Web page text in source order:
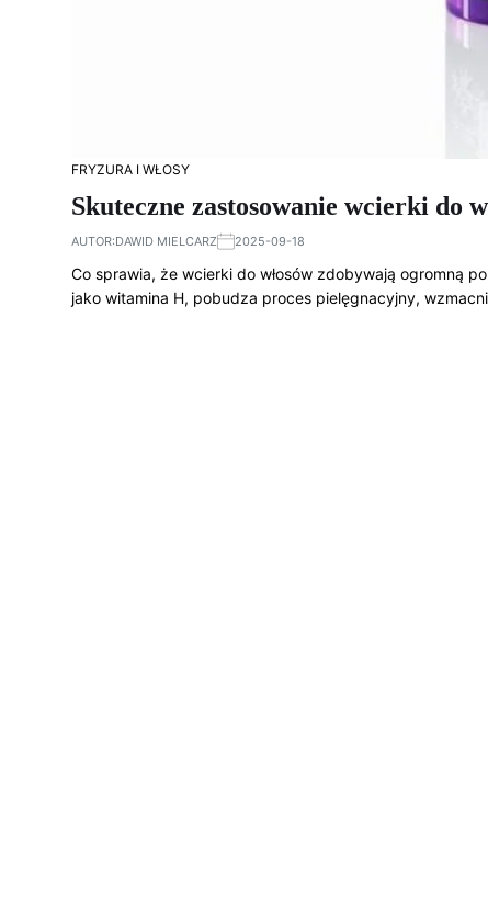
FRYZURA I WŁOSY
Skuteczne zastosowanie wcierki do
AUTOR:DAWID MIELCARZ 2025-09-18
Co sprawia, że wcierki do włosów zdobywają ogromną
jako witamina H, pobudza proces pielęgnacyjny,